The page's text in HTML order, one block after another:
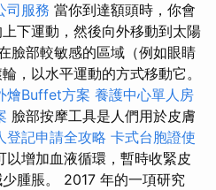
司服務 當你到達額頭時，你會
下運動，然後向外移動到太陽
臉部較敏感的區域（例如眼睛
，以水平運動的方式移動它。
燴Buffet方案 養護中心單人房
臉部按摩工具是人們用於皮膚
登記申請全攻略 卡式台胞證使
以增加血液循環，暫時收緊皮
腫脹。 2017 年的一項研究